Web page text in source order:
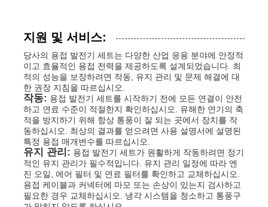
지원 및 서비스:
당사의 용접 발전기 세트는 다양한 산업 응용 분야에 안정적
이고 효율적인 용접 전력을 제공하도록 설계되었습니다. 최
적의 성능을 보장하려면 작동, 유지 관리 및 문제 해결에 대
한 권장 지침을 따르십시오.
작동: 용접 발전기 세트를 시작하기 전에 모든 연결이 안전
하고 연료 수준이 적절한지 확인하십시오. 유해한 연기의 축
적을 방지하기 위해 항상 통풍이 잘 되는 곳에서 장치를 작
동하십시오. 최상의 결과를 얻으려면 사용 설명서에 설명된
특정 용접 매개변수를 따르십시오.
유지 관리: 용접 발전기 세트가 원활하게 작동하려면 정기
적인 유지 관리가 필수적입니다. 유지 관리 일정에 따라 엔
진 오일, 에어 필터 및 연료 필터를 확인하고 교체하십시오.
용접 케이블과 커넥터에 마모 또는 손상이 있는지 검사하고
필요한 경우 교체하십시오. 냉각 시스템을 청소하고 통풍구